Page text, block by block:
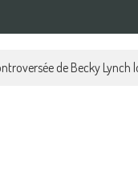
de Becky Lynch